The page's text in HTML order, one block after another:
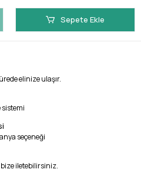
Sepete Ekle
elinize ulaşır.
sistemi
seçeneği
iletebilirsiniz.